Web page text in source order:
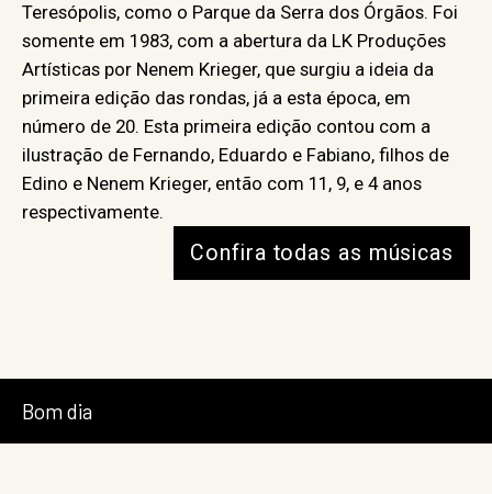
Teresópolis, como o Parque da Serra dos Órgãos. Foi
somente em 1983, com a abertura da LK Produções
Artísticas por Nenem Krieger, que surgiu a ideia da
primeira edição das rondas, já a esta época, em
número de 20. Esta primeira edição contou com a
ilustração de Fernando, Eduardo e Fabiano, filhos de
Edino e Nenem Krieger, então com 11, 9, e 4 anos
respectivamente.
Confira todas as músicas
Bom dia